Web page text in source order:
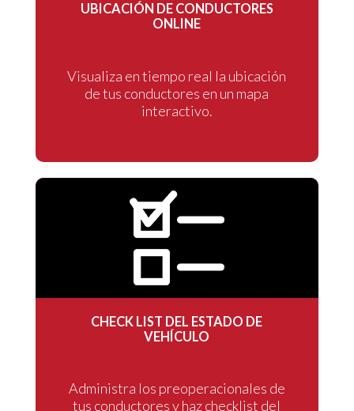
UBICACIÓN DE CONDUCTORES
ONLINE
Visualiza en tiempo real la ubicación
de tus conductores en un mapa
interactivo.
CHECK LIST DEL ESTADO DE
VEHÍCULO
Administra los preoperacionales de
tus conductores y haz checklist del